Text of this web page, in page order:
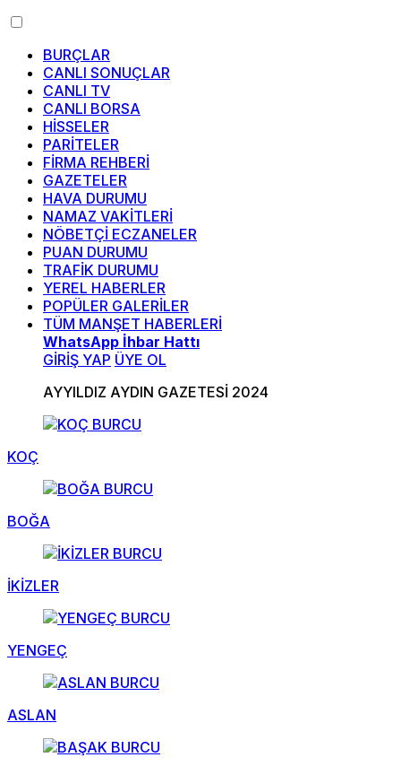
BURÇLAR
CANLI SONUÇLAR
CANLI TV
CANLI BORSA
HİSSELER
PARİTELER
FİRMA REHBERİ
GAZETELER
HAVA DURUMU
NAMAZ VAKİTLERİ
NÖBETÇİ ECZANELER
PUAN DURUMU
TRAFİK DURUMU
YEREL HABERLER
POPÜLER GALERİLER
TÜM MANŞET HABERLERİ
WhatsApp İhbar Hattı
GİRİŞ YAP ÜYE OL
AYYILDIZ AYDIN GAZETESİ 2024
KOÇ
BOĞA
İKİZLER
YENGEÇ
ASLAN